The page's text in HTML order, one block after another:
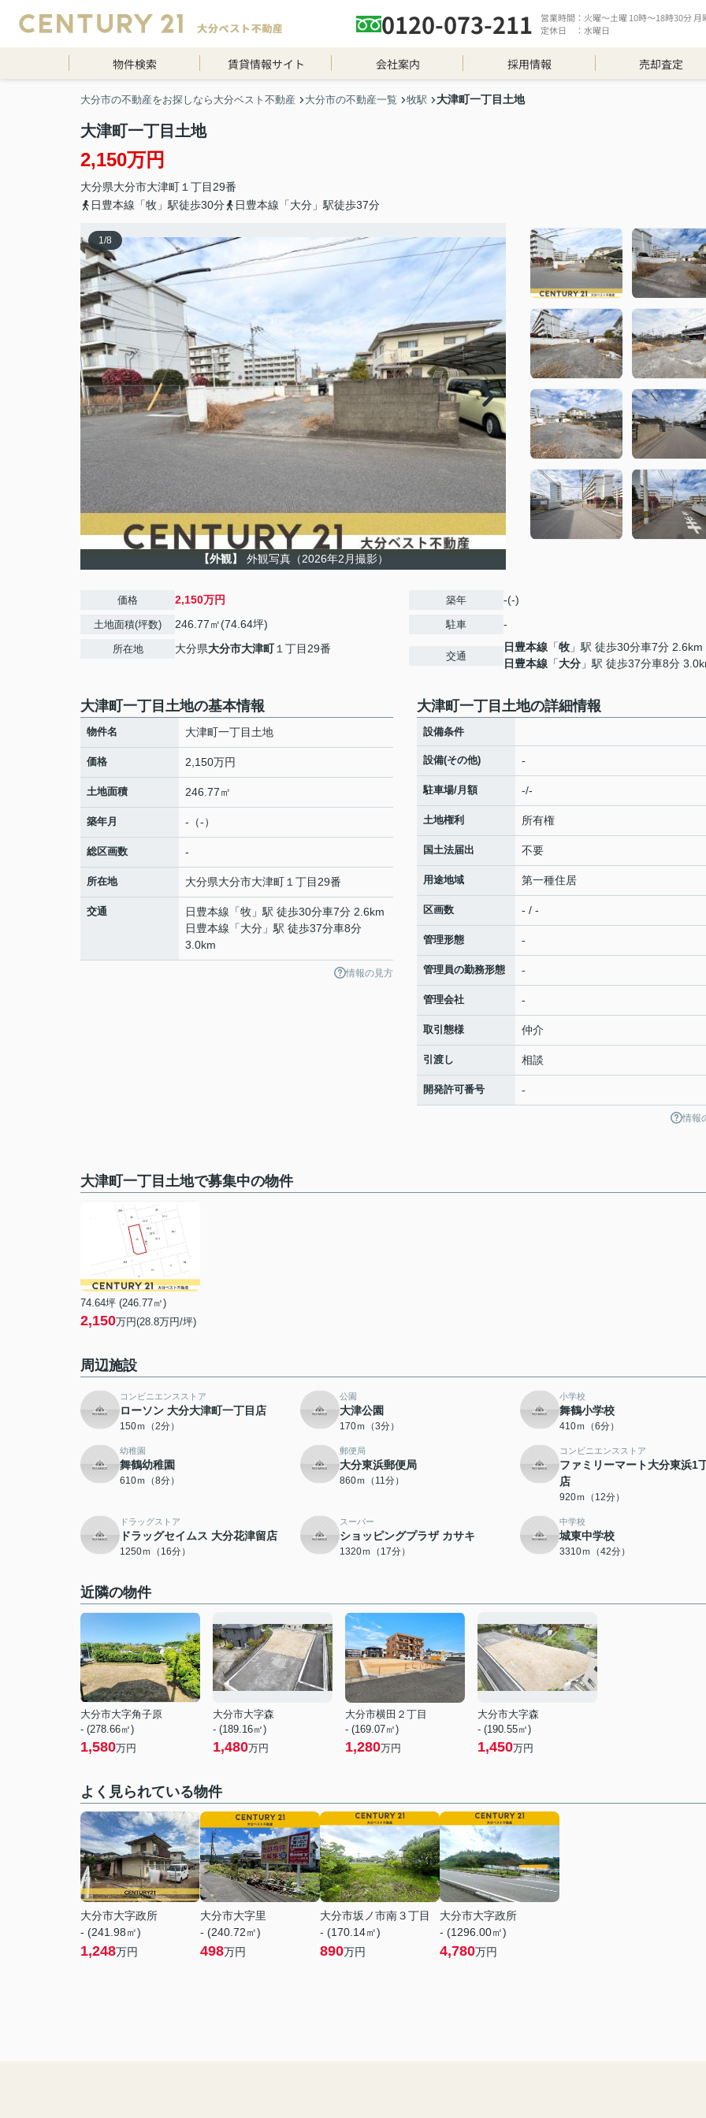
0120-073-211
営業時間：火曜～土曜 10時～18時30分
定休日 ：水曜日
物件検索 賃貸情報サイト 会社案内 採用情報 売却査定
大分市の不動産をお探しなら大分ベスト不動産 大分市の不動産一覧 牧駅 大津町一丁目土地
大津町一丁目土地
2,150万円
大分県大分市大津町 １丁目29番
日豊本線「牧」駅徒歩30分
日豊本線「大分」駅徒歩37分
1/8
【外観】 外観写真（2026年2月撮影）
価格 2,150万円
土地面積(坪数) 246.77㎡(74.64坪)
所在地 大分県大分市大津町１丁目29番
築年 -(-)
駐車 -
交通
日豊本線 「牧 」駅 徒歩30分車7分 2.6km
日豊本線 「大分 」駅 徒歩37分車8分
大津町一丁目土地の基本情報
物件名 大津町一丁目土地
価格 2,150万円
土地面積 246.77㎡
築年月 -（-）
総区画数 -
所在地 大分県大分市大津町 １丁目29番
交通 日豊本線 「牧 」駅 徒歩30分車7分 2.6km
日豊本線 「大分 」駅 徒歩37分車8分
3.0km
情報の見方
大津町一丁目土地の詳細情報
設備条件
設備(その他) -
駐車場/月額 -/-
土地権利 所有権
国土法届出 不要
用途地域 第一種住居
区画数 - / -
管理形態 -
管理員の勤務形態 -
管理会社 -
取引態様 仲介
引渡し 相談
開発許可番号 -
情報
大津町一丁目土地で募集中の物件
74.64坪 (246.77㎡)
2,150万円(28.8万円/坪)
周辺施設
コンビニエンスストア
ローソン 大分大津町一丁目店
150ｍ（2分）
公園
大津公園
170ｍ（3分）
小学校
舞鶴小学校
410ｍ（6分）
幼稚園
舞鶴幼稚園
610ｍ（8分）
郵便局
大分東浜郵便局
860ｍ（11分）
コンビニエンスストア
ファミリーマート大分東浜1
店
920ｍ（12分）
ドラッグストア
ドラッグセイムス 大分花津留店
1250ｍ（16分）
スーパー
ショッピングプラザ カサキ
1320ｍ（17分）
中学校
城東中学校
3310ｍ（42分）
近隣の物件
大分市大字角子原
- (278.66㎡)
1,580万円
大分市大字森
- (189.16㎡)
1,480万円
大分市横田２丁目
- (169.07㎡)
1,280万円
大分市大字森
- (190.55㎡)
1,450万円
よく見られている物件
大分市大字政所
- (241.98㎡)
1,248万円
大分市大字里
- (240.72㎡)
498万円
大分市坂ノ市南３丁目
- (170.14㎡)
890万円
大分市大字政所
- (1296.00㎡)
4,780万円